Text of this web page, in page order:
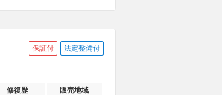
保証付 法定整備付
修復歴 販売地域